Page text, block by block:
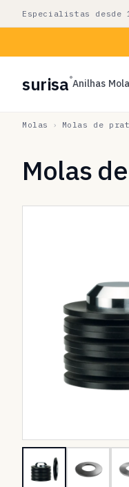
para o
conteúdo
Especialistas desde
surisa®Anilhas
Molas Molas de
Molas